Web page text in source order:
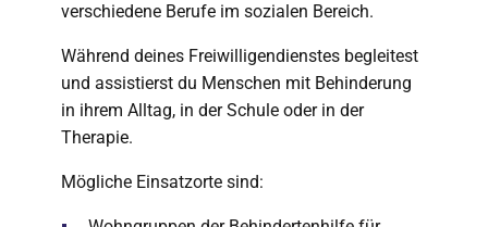
verschiedene Berufe im sozialen Bereich.
Während deines Freiwilligendienstes begleitest
und assistierst du Menschen mit Behinderung
in ihrem Alltag, in der Schule oder in der
Therapie.
Mögliche Einsatzorte sind: